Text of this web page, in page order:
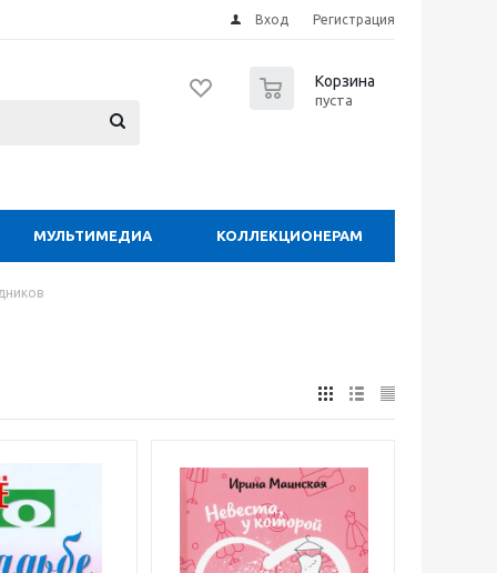
Вход Регистрация
Корзина
пуста
МУЛЬТИМЕДИА КОЛЛЕКЦИОНЕРАМ